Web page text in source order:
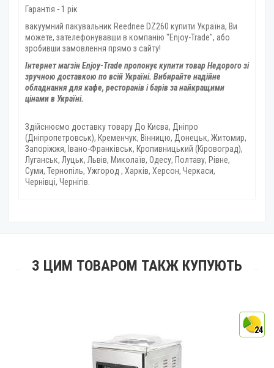
Гарантія - 1 рік
вакуумний пакувальник Reednee DZ260 купити Україна, Ви
можете, зателефонувавши в компанію "Enjoy-Trade", або
зробивши замовлення прямо з сайту!
Інтернет магзін Enjoy-Trade пропонує купити товарНедорого зі
зручною доставкою по всій Україні. Вибирайте надійне
обладнання для кафе, ресторанів і барів за найкращими
цінами в Україні.
Здійснюємо доставку товару До Києва, Дніпро
(Дніпропетровськ), Кременчук, Вінницю, Донецьк, Житомир,
Запоріжжя, Івано-Франківськ, Кропивницький (Кіровоград),
Луганськ, Луцьк, Львів, Миколаїв, Одесу, Полтаву, Рівне,
Суми, Тернопіль, Ужгород , Харків, Херсон, Черкаси,
Чернівці, Чернігів.
З ЦИМ ТОВАРОМ ТАКЖ КУПУЮТЬ
24